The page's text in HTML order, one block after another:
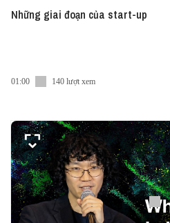
Những giai đoạn của start-up
01:00 140 lượt xem